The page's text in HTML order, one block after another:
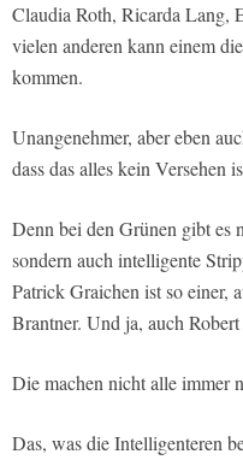
Claudia Roth, Ricarda Lang,
vielen anderen kann einem
kommen.
Unangenehmer, aber eben
dass das alles kein Versehen
Denn bei den Grünen gibt es
sondern auch intelligente
Patrick Graichen ist so einer,
Brantner. Und ja, auch
Die machen nicht alle immer
Das, was die Intelligenteren